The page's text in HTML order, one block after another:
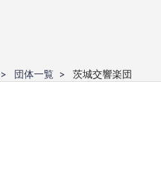
団体一覧 茨城交響楽団